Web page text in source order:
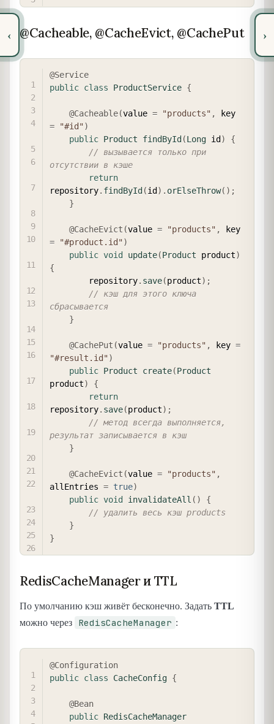
‹ @Cacheable, @CacheEvict, @CachePut
@Service
public class ProductService {
@Cacheable(value = "products" ,
=
"#id")
public Product findById (Long id )
{
// вызывается только при
отсутствии в кэше
return
repository. findById (id ) . orElseThrow( ) ;
}
@CacheEvict (value = "products" ,
=
"#product.id")
public void update(Product product)
{
        repository
. save(product) ;
// кэш для этого ключа
сбрасывается
}
@CachePut (value = "products" , key =
"#result.id")
public Product create(Product
product)
{
return
repository. save(product) ;
// метод всегда выполняется,
результат записывается в кэш
}
@CacheEvict (value = "products" ,
allEntries = true)
public void invalidateAll ( )
{
// удалить весь кэш products
}
}
RedisCacheManager и TTL
По умолчанию кэш живёт бесконечно. Задать TTL
можно через
RedisCacheManager :
@Configuration
public class CacheConfig {
@Bean
public RedisCacheManager
›